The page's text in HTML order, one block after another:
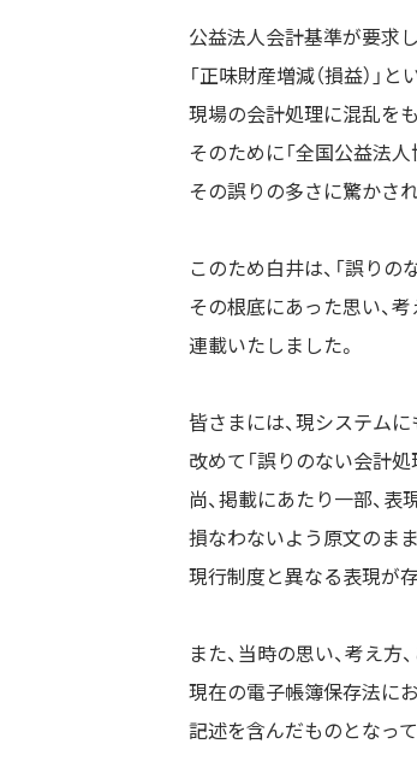
公益法人会計基準が要求
「正味財産増減（損益）」
現場の会計処理に混乱を
そのために「全国公益法
その誤りの多さに驚かさ
このため白井は、「誤り
その根底にあった思い、
連載いたしました。
皆さまには、現システム
改めて「誤りのない会計
尚、掲載にあたり一部、表
損なわないよう原文のま
現行制度と異なる表現が
また、当時の思い、考え
現在の電子帳簿保存法に
記述を含んだものとなっ